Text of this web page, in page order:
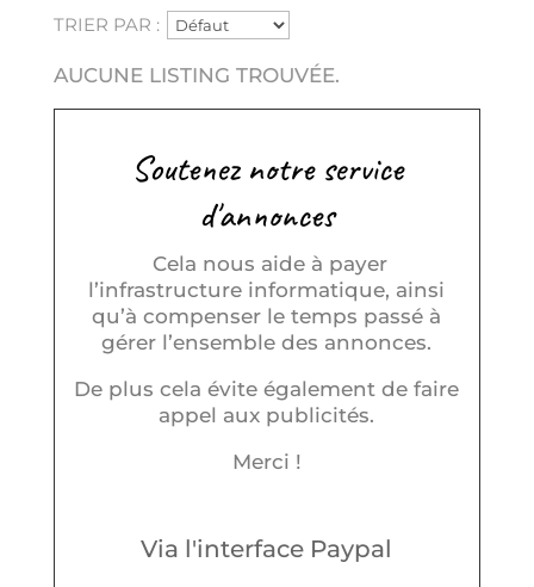
TRIER PAR :
AUCUNE LISTING TROUVÉE.
Soutenez notre service
d'annonces
Cela nous aide à payer
l’infrastructure informatique, ainsi
qu’à compenser le temps passé à
gérer l’ensemble des annonces.
De plus cela évite également de faire
appel aux publicités.
Merci !
Via l'interface Paypal